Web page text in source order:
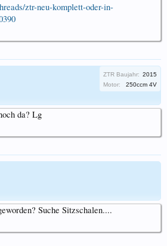
ztr-neu-komplett-oder-in-
ZTR Baujahr: 2015
Motor:
250ccm 4V
da? Lg
Suche Sitzschalen....